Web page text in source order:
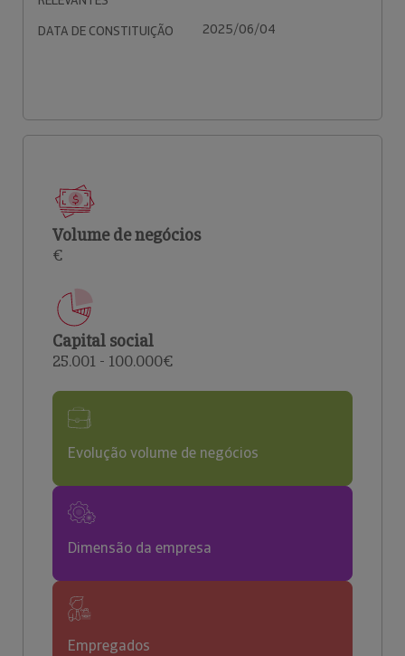
DATA DE CONSTITUIÇÃO 2025/06/04
Volume de negócios
€
Capital social
25.001 - 100.000€
Evolução volume de negócios
Dimensão da empresa
Empregados